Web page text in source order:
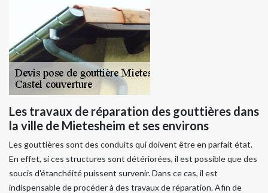
Les travaux de réparation des gouttières dans
la ville de Mietesheim et ses environs
Les gouttières sont des conduits qui doivent être en parfait état.
En effet, si ces structures sont détériorées, il est possible que des
soucis d'étanchéité puissent survenir. Dans ce cas, il est
indispensable de procéder à des travaux de réparation. Afin de